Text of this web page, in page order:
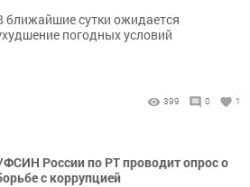
ближайшие сутки ожидается
погодных условий
399 0 1
России по РТ проводит опрос о
с коррупцией